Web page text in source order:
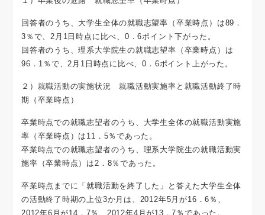
回答者のうち、大学生全体の就職志望率（卒業時点）は89．
3％で、2月1日時点に比べ、0．6ポイント下がった。
回答者のうち、理系大学院生の就職志望率（卒業時点）は
96．1％で、2月1日時点に比べ、0．6ポイント上がった。
２）就職活動の実施状況 就職活動実施率と就職活動終了時
期（卒業時点）
卒業時点での就職志望者のうち、大学生全体の就職活動実施
率（卒業時点）は11．5％であった。
卒業時点での就職志望者のうち、理系大学院生の就職活動実
施率（卒業時点）は2．8％であった。
卒業時点までに「就職活動を終了した」と答えた大学生全体
の活動終了時期の上位3か月は、2012年5月が16．6％、
2012年6月が14．7％、2012年4月が13．7％であった。